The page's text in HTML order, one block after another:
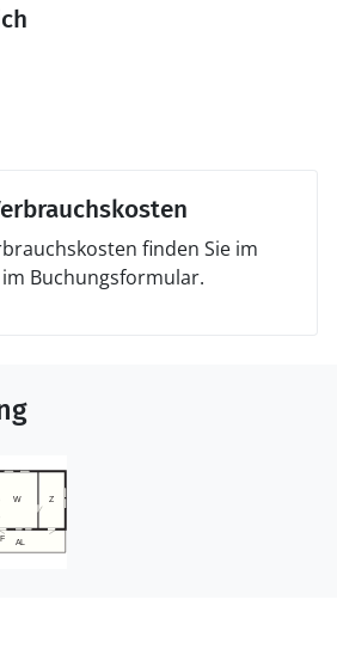
finden Sie im
Buchungsformular.